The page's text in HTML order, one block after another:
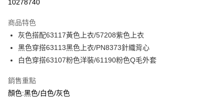
Apple Pay
Google Pay
運送方式
10278740
商品特色
灰色搭配63117黃色上衣/57208紫色上衣
黑色穿搭63113黑色上衣/PN8373針織背心
白色穿搭63107粉色洋裝/61190粉色Q毛外套
銷售重點
顏色:黑色/白色/灰色